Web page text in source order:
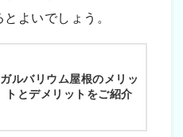
よいでしょう。
ガルバリウム屋根のメリッ
トとデメリットをご紹介